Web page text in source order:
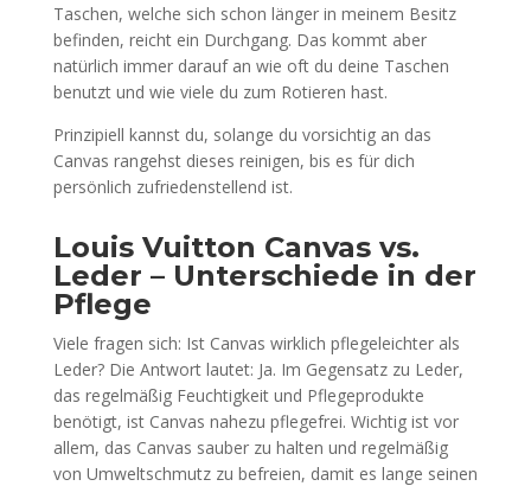
Taschen, welche sich schon länger in meinem Besitz
befinden, reicht ein Durchgang. Das kommt aber
natürlich immer darauf an wie oft du deine Taschen
benutzt und wie viele du zum Rotieren hast.
Prinzipiell kannst du, solange du vorsichtig an das
Canvas rangehst dieses reinigen, bis es für dich
persönlich zufriedenstellend ist.
Louis Vuitton Canvas vs.
Leder – Unterschiede in der
Pflege
Viele fragen sich: Ist Canvas wirklich pflegeleichter als
Leder? Die Antwort lautet: Ja. Im Gegensatz zu Leder,
das regelmäßig Feuchtigkeit und Pflegeprodukte
benötigt, ist Canvas nahezu pflegefrei. Wichtig ist vor
allem, das Canvas sauber zu halten und regelmäßig
von Umweltschmutz zu befreien, damit es lange seinen